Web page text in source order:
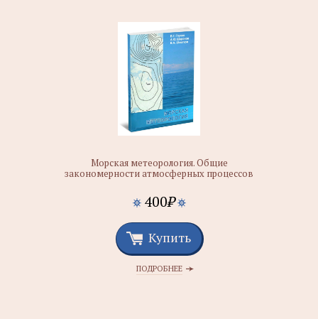
Морская метеорология. Общие
закономерности атмосферных процессов
400₽
Купить
ПОДРОБНЕЕ